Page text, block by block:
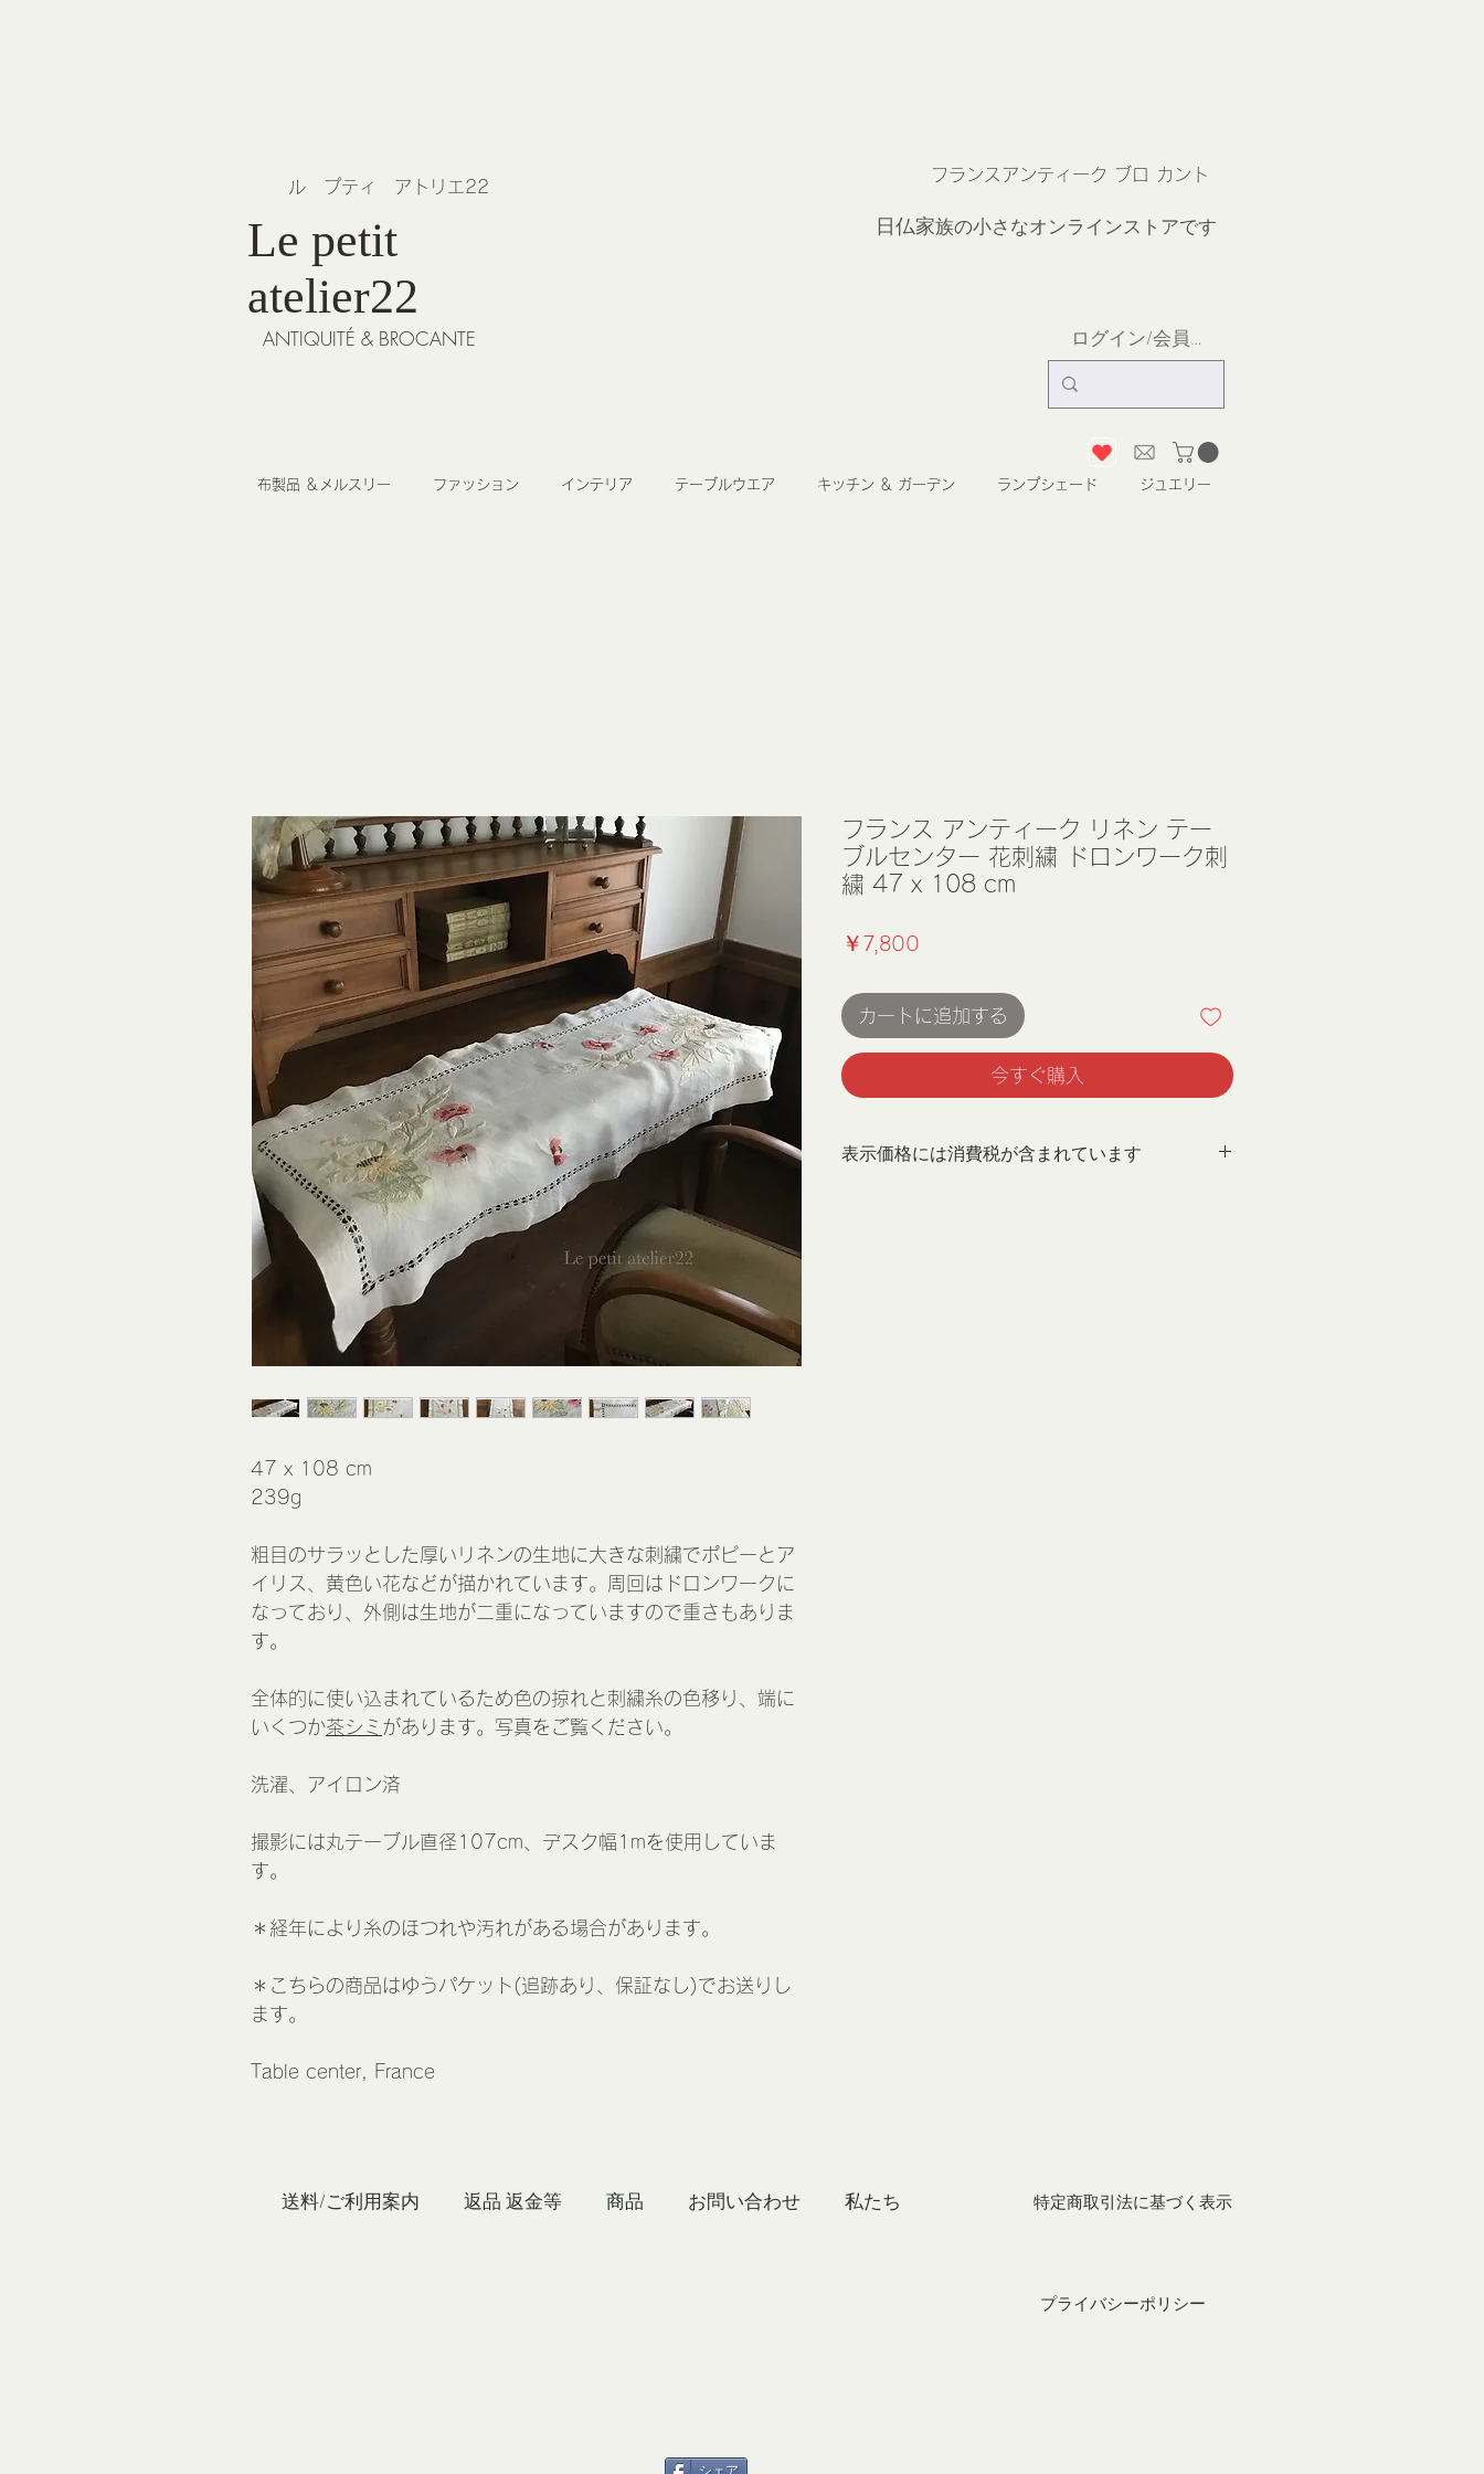
​ル プティ アトリエ22
Le petit
atelier22
ANTIQUITÉ & BROCANTE
フランス アンティーク ブロ カント
日仏家族の小さなオンラインストアです
ログイン/会員登録
47 x 108 cm
239g
粗目のサラッとした厚いリネンの生地に大きな刺繍でポピーとア
イリス、黄色い花などが描かれています。周回はドロンワークに
なっており、外側は生地が二重になっていますので重さもありま
す。
全体的に使い込まれているため色の掠れと刺繍糸の色移り、端に
いくつか茶シミ があります。写真をご覧ください。
洗濯、アイロン済
撮影には丸テーブル直径107cm、デスク幅1mを使用していま
す。
＊経年により糸のほつれや汚れがある場合があります。
＊こちらの商品はゆうパケット(追跡あり、保証なし)でお送りし
ます。
Table center, France
フランス アンティーク リネン テー
ブルセンター 花刺繍 ドロンワーク刺
繍 47 x 108 cm
￥7,800
カートに追加する
今すぐ購入
表示価格には消費税が含まれています
布製品 ＆メルスリー ファッション インテリア テーブルウエア キッチン ＆ ガーデン ランプシェード ジュエリー
送料/ご利用案内 返品 返金等 商品 お問い合わせ 特定商取引法に基づく表示
プライバシーポリシー
シェア